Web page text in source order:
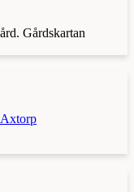
Gårdskartan